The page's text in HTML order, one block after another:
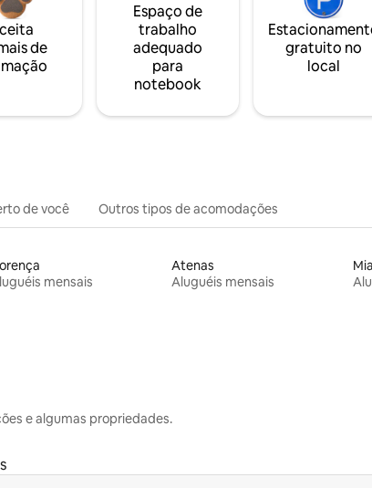
de
Espaço de
trabalho
adequado
para
notebook
gratuito no
local
de você Outros tipos de acomodações
mensais
Atenas
Aluguéis mensais
e algumas propriedades.